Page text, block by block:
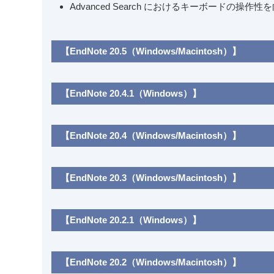
Advanced Search におけるキーボードの操作性
【EndNote 20.5（Windows/Macintosh）】
【EndNote 20.4.1（Windows）】
【EndNote 20.4（Windows/Macintosh）】
【EndNote 20.3（Windows/Macintosh）】
【EndNote 20.2.1（Windows）】
【EndNote 20.2（Windows/Macintosh）】